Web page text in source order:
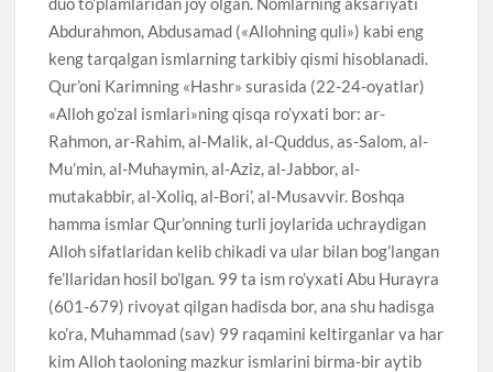
Abdurahmon, Abdusamad («Allohning quli») kabi eng
keng tarqalgan ismlarning tarkibiy qismi hisoblanadi.
Qur’oni Karimning «Hashr» surasida (22-24-oyatlar)
«Alloh go’zal ismlari»ning qisqa ro’yxati bor: ar-
Rahmon, ar-Rahim, al-Malik, al-Quddus, as-Salom, al-
Mu’min, al-Muhaymin, al-Aziz, al-Jabbor, al-
mutakabbir, al-Xoliq, al-Bori’, al-Musavvir. Boshqa
hamma ismlar Qur’onning turli joylarida uchraydigan
Alloh sifatlaridan kelib chikadi va ular bilan bog’langan
fe’llaridan hosil bo’lgan. 99 ta ism ro’yxati Abu Hurayra
(601-679) rivoyat qilgan hadisda bor, ana shu hadisga
ko’ra, Muhammad (sav) 99 raqamini keltirganlar va har
kim Alloh taoloning mazkur ismlarini birma-bir aytib